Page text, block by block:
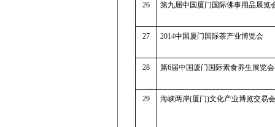
26 第九届中国厦门国际佛事用品展览
27 2014中国厦门国际茶产业博览会
28 第6届中国厦门国际素食养生展览会
29 海峡两岸(厦门)文化产业博览交易会